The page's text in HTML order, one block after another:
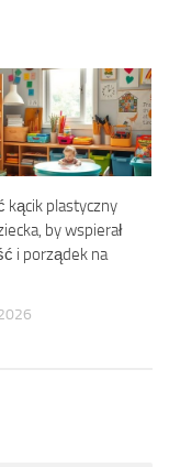
kącik plastyczny
by wspierał
i porządek na